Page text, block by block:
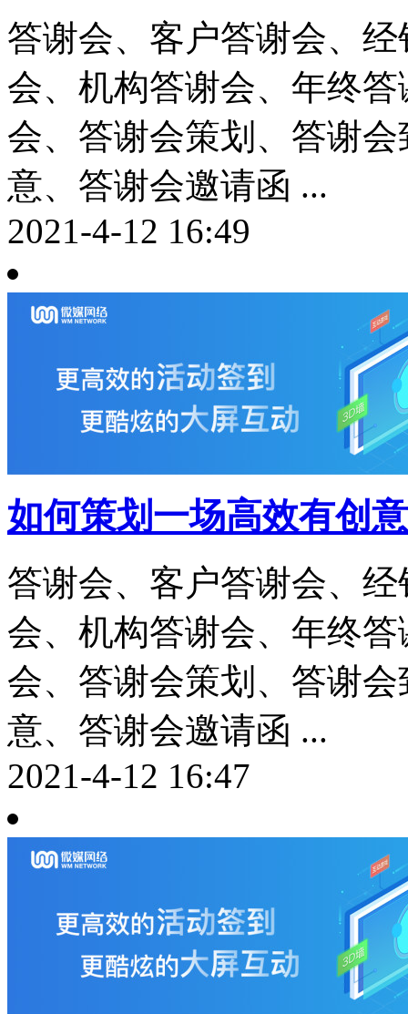
答谢会、客户答谢会、
会、机构答谢会、年终
会、答谢会策划、答谢
意、答谢会邀请函 ...
2021-4-12 16:49
如何策划一场高效有创
答谢会、客户答谢会、
会、机构答谢会、年终
会、答谢会策划、答谢
意、答谢会邀请函 ...
2021-4-12 16:47